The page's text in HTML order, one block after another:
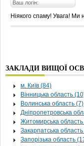
Ніякого спаму! Увага!
ЗАКЛАДИ ВИЩОЇ
м. Київ (84)
Вінницька область
Волинська область (7)
Дніпропетровська
Житомирська
Закарпатська
Запорізька область